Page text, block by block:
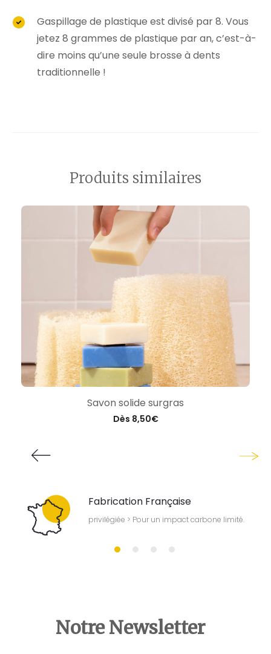
Gaspillage de plastique est divisé par 8. Vous
jetez 8 grammes de plastique par an, c’est-à-
dire moins qu’une seule brosse à dents
traditionnelle !
Produits similaires
Savon solide surgras
Dès 8,50€
Fabrication Française
privilégiée > Pour un impact carbone limité.
Notre Newsletter